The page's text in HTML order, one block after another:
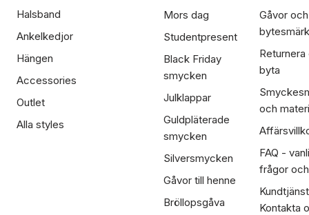
Halsband
Ankelkedjor
Hängen
Accessories
Outlet
Alla styles
Mors dag
Studentpresent
Black Friday
smycken
Julklappar
Guldpläterade
smycken
Silversmycken
Gåvor till henne
Bröllopsgåva
Gåvor och
Returnera
byta
och
FAQ -
frågor
Kontakta